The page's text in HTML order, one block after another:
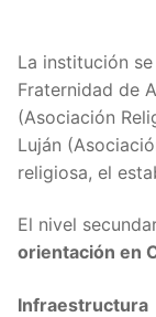
La institución
Fraternidad de
(Asociación
Luján
religiosa, el
El nivel
orientación en
Infraestructura